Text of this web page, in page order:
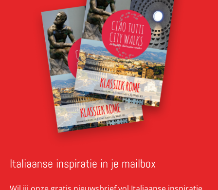
Italiaanse inspiratie in je mailbox